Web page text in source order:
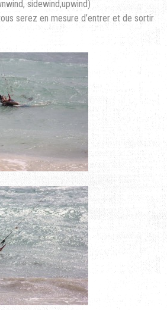
sidewind,upwind)
serez en mesure d’entrer et de sortir